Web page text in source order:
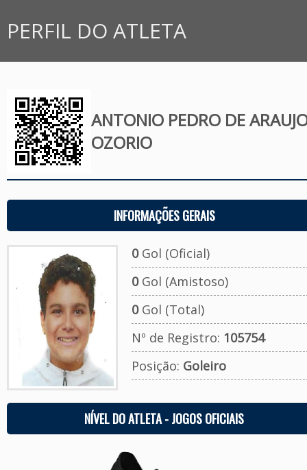
PERFIL DO ATLETA
ANTONIO PEDRO DE
OZORIO
INFORMAÇÕES GERAIS
0Gol (Oficial)
0Gol (Amistoso)
0Gol (Total)
Nº de Registro: 105754
Posição: Goleiro
NÍVEL DO ATLETA - JOGOS OFICIAIS